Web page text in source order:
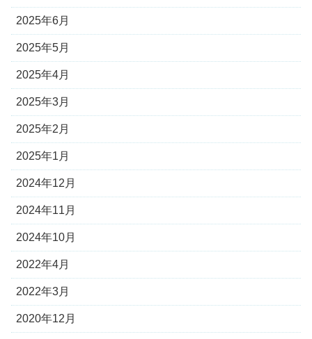
2025年6月
2025年5月
2025年4月
2025年3月
2025年2月
2025年1月
2024年12月
2024年11月
2024年10月
2022年4月
2022年3月
2020年12月